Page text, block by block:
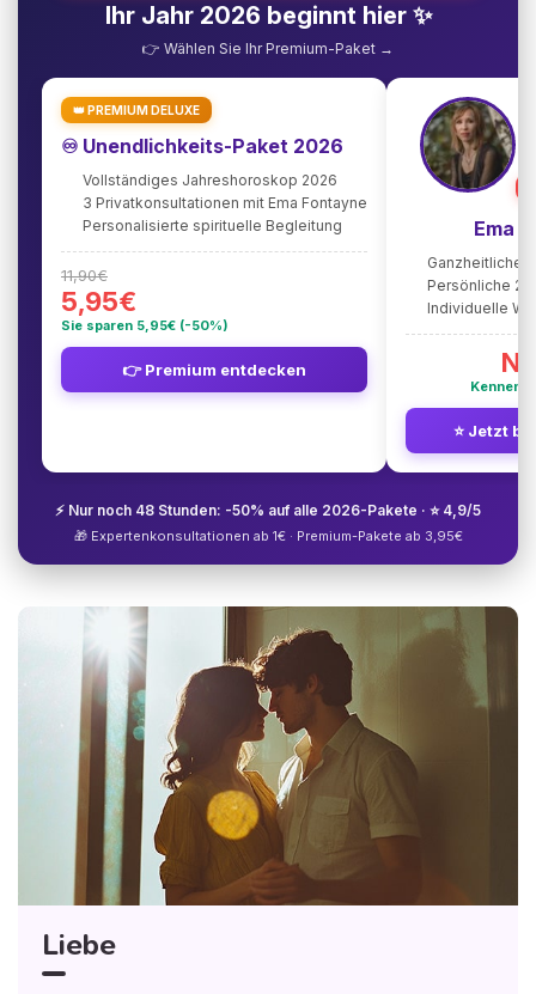
Ihr Jahr 2026 beginnt hier ✨
👉 Wählen Sie Ihr Premium-Paket →
👑 PREMIUM DELUXE
♾️ Unendlichkeits-Paket 2026
Vollständiges Jahreshoroskop 2026
3 Privatkonsultationen mit Ema Fontayne
Personalisierte spirituelle Begleitung
11,90€
5,95€
Sie sparen 5,95€ (-50%)
👉 Premium entdecken
Ema
Ganzheitliche
Persönliche
Individuelle
⭐ Jetzt
⚡ Nur noch 48 Stunden: -50% auf alle 2026-Pakete · ⭐ 4,9/5
🎁 Expertenkonsultationen ab 1€ · Premium-Pakete ab 3,95€
Liebe